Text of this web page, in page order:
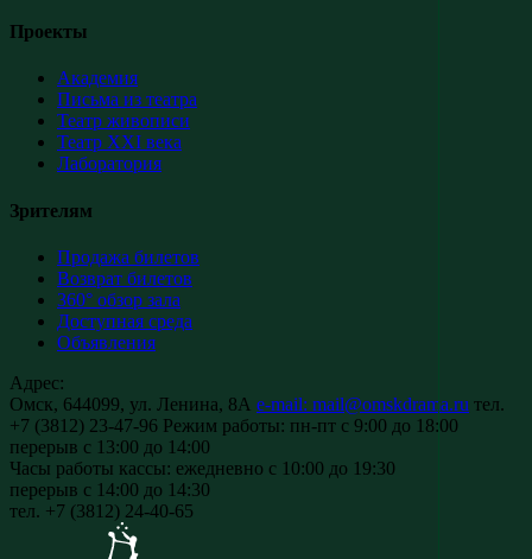
Проекты
Академия
Письма из театра
Театр живописи
Театр XXI века
Лаборатория
Зрителям
Продажа билетов
Возврат билетов
360° обзор зала
Доступная среда
Объявления
Адрес:
Омск, 644099, ул. Ленина, 8А e-mail: mail@omskdrama.ru тел.
+7 (3812) 23-47-96 Режим работы: пн-пт с 9:00 до 18:00
перерыв с 13:00 до 14:00
Часы работы кассы: ежедневно с 10:00 до 19:30
перерыв с 14:00 до 14:30
тел. +7 (3812) 24-40-65